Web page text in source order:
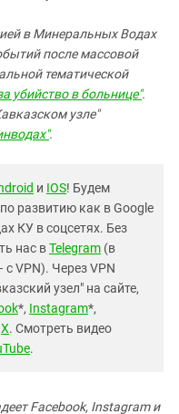
в Минеральных Водах
после массовой
тематической
убийство в больнице".
узле"
.
и IOS! Будем
развитию как в Google
КУ в соцсетях. Без
нас вTelegram (в
VPN). Через VPN
узел" на сайте,
*, Instagram*,
X. Смотреть видео
.
Facebook, Instagram и